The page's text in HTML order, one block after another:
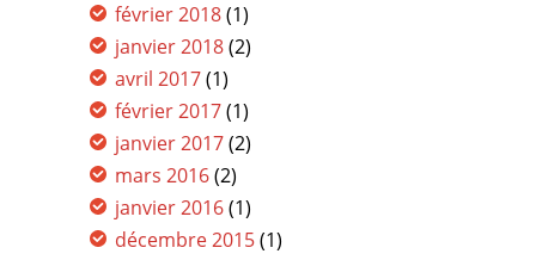
février 2018(1)
janvier 2018(2)
avril 2017(1)
février 2017(1)
janvier 2017(2)
mars 2016(2)
janvier 2016(1)
décembre 2015(1)